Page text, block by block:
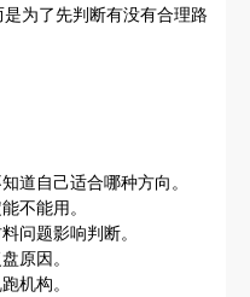
为了先判断有没有合理路
道自己适合哪种方向。
不能用。
问题影响判断。
原因。
机构。